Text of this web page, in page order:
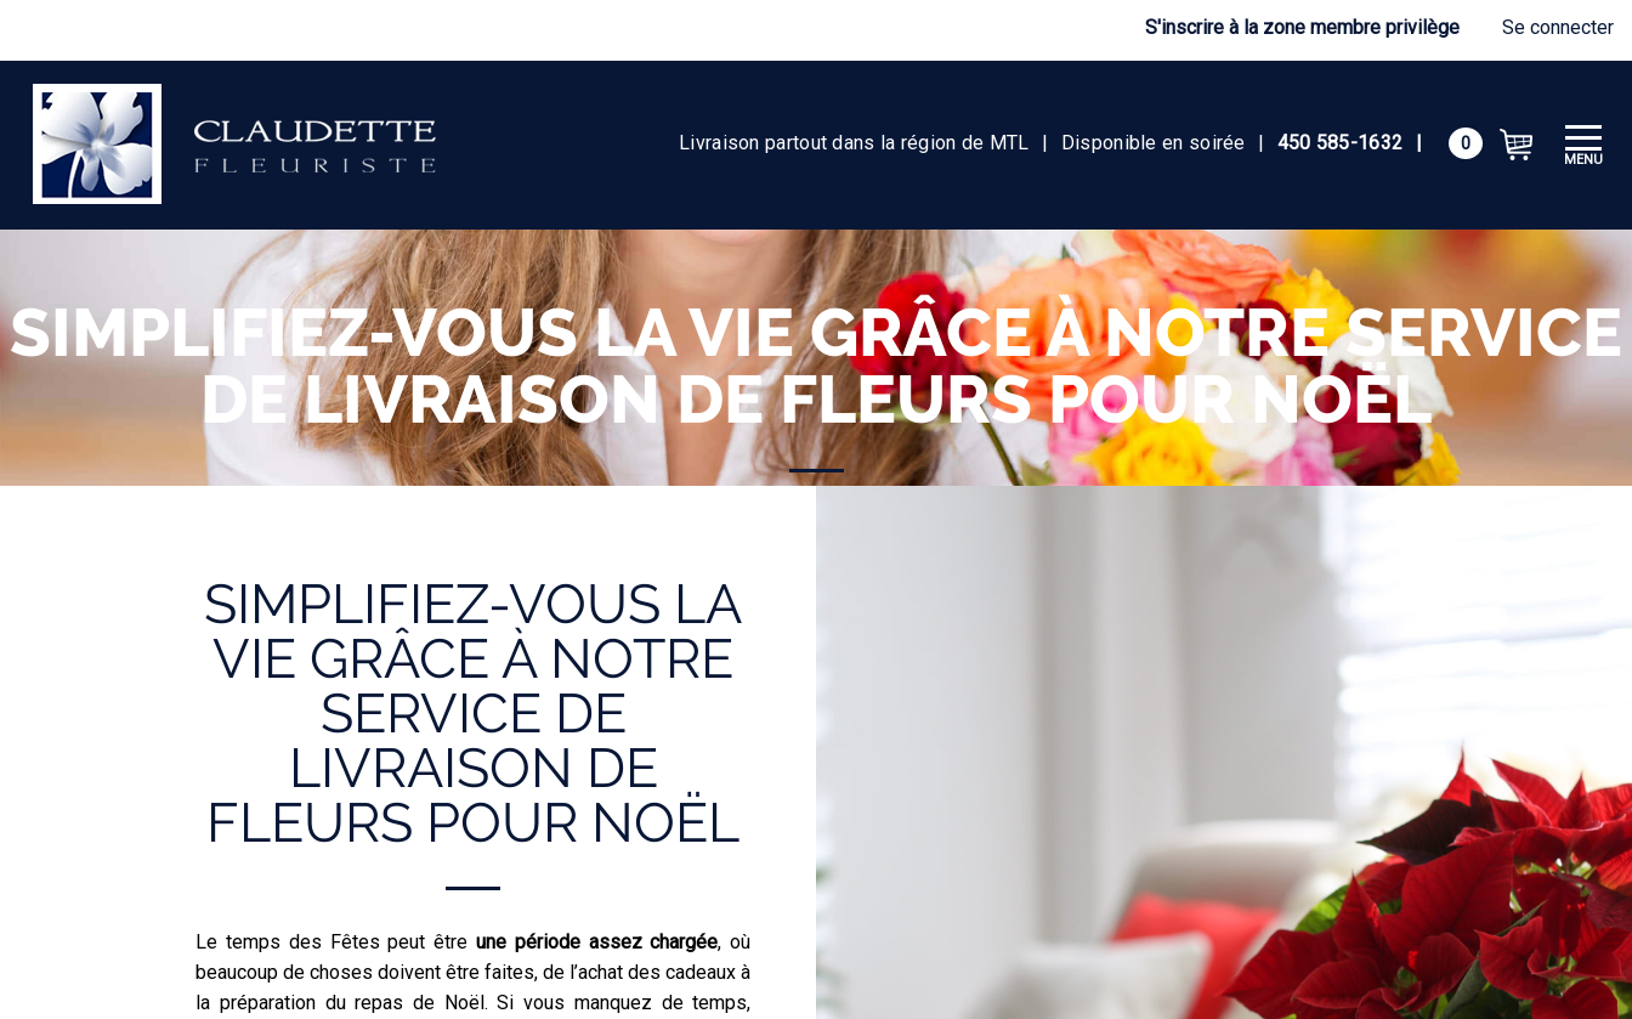
S'inscrire à la zone membre privilège Se connecter
Livraison partout dans la région de MTL | Disponible en soirée | 450 585-1632 | 0
SIMPLIFIEZ-VOUS LA VIE GRÂCE À NOTRE SERVICE
DE LIVRAISON DE FLEURS POUR NOËL
MENU
SIMPLIFIEZ-VOUS LA
VIE GRÂCE À NOTRE
SERVICE DE
LIVRAISON DE
FLEURS POUR NOËL
Le temps des Fêtes peut êtreune période assez chargée, où
beaucoup de choses doivent être faites, de l’achat des cadeaux à
la préparation du repas de Noël. Si vous manquez de temps,